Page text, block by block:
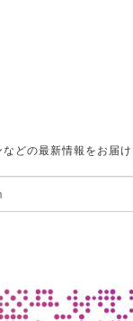
どの最新情報をお届け